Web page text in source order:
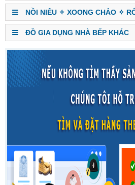
NỒI NIÊU ✧ XOONG CHẢO ✧
ĐỒ GIA DỤNG NHÀ BẾP KHÁC